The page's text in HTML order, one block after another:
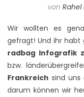
von Rahel
Wir wollten es
gefragt! Und ihr habt
radbag Infografik
bzw.
Frankreich sind
darum können wir